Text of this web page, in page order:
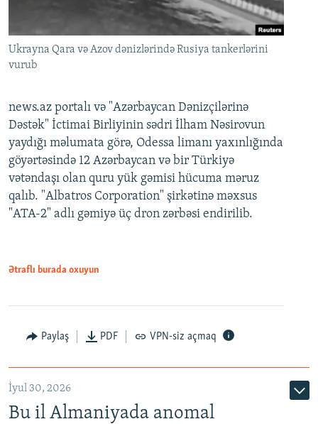
Ukrayna Qara və Azov dənizlərində Rusiya tankerlərini
vurub
news.az portalı və "Azərbaycan Dənizçilərinə
Dəstək" İctimai Birliyinin sədri İlham Nəsirovun
yaydığı məlumata görə, Odessa limanı yaxınlığında
göyərtəsində 12 Azərbaycan və bir Türkiyə
vətəndaşı olan quru yük gəmisi hücuma məruz
qalıb. "Albatros Corporation" şirkətinə məxsus
"ATA-2" adlı gəmiyə üç dron zərbəsi endirilib.
Ətraflı burada oxuyun
Paylaş PDF VPN-siz açmaq
İyul 30, 2026
Bu il Almaniyada anomal